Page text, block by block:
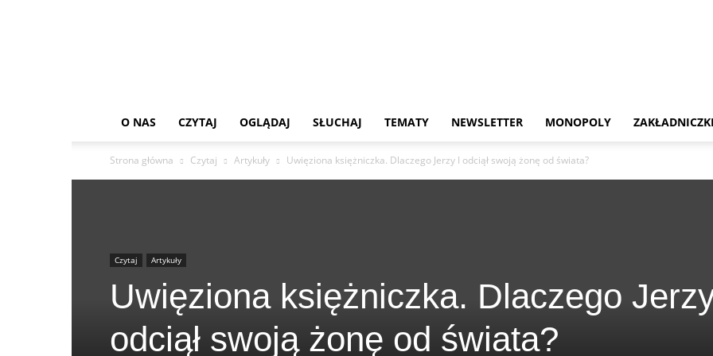
Hrabia
O NAS CZYTAJ OGLĄDAJ SŁUCHAJ TEMATY NEWSLETTER MONOPOLY
Strona główna Czytaj Artykuły Uwięziona księżniczka. Dlaczego Jerzy I odciął swoją żonę od świata?
Czytaj Artykuły
Uwięziona księżniczka. Dlaczego
odciął swoją żonę od świata?